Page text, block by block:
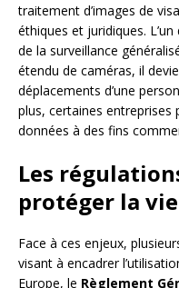
traitement d’images de
éthiques et juridiques.
de la surveillance
étendu de caméras, il
déplacements d’une
plus, certaines entreprises
données à des fins
Les
protéger la
Face à ces enjeux,
visant à encadrer
Europe, le Règlement